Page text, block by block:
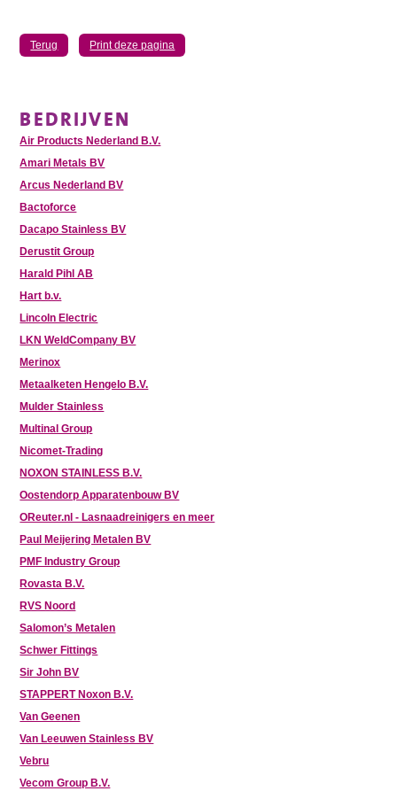
Terug Print deze pagina
BEDRIJVEN
Air Products Nederland B.V.
Amari Metals BV
Arcus Nederland BV
Bactoforce
Dacapo Stainless BV
Derustit Group
Harald Pihl AB
Hart b.v.
Lincoln Electric
LKN WeldCompany BV
Merinox
Metaalketen Hengelo B.V.
Mulder Stainless
Multinal Group
Nicomet-Trading
NOXON STAINLESS B.V.
Oostendorp Apparatenbouw BV
OReuter.nl - Lasnaadreinigers en meer
Paul Meijering Metalen BV
PMF Industry Group
Rovasta B.V.
RVS Noord
Salomon’s Metalen
Schwer Fittings
Sir John BV
STAPPERT Noxon B.V.
Van Geenen
Van Leeuwen Stainless BV
Vebru
Vecom Group B.V.